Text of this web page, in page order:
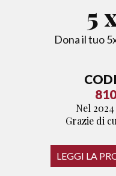
5
Dona il tuo
Nel
Grazie di
LEGGI LA